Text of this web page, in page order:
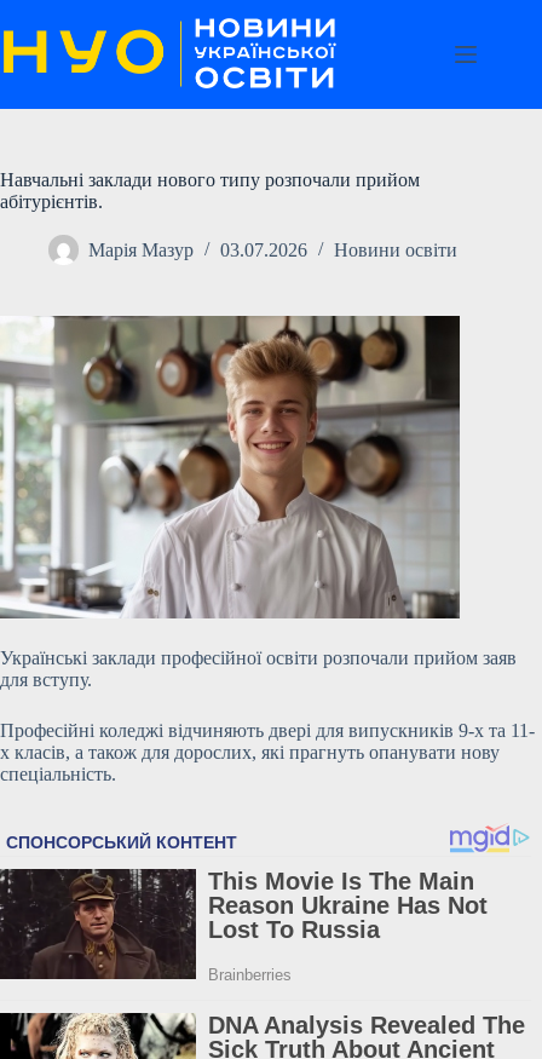
до
вмісту
Навчальні заклади нового типу розпочали прийом
абітурієнтів.
Марія Мазур 03.07.2026 Новини освіти
Українські заклади професійної освіти розпочали прийом заяв
для вступу.
Професійні коледжі відчиняють двері для випускників 9-х та 11-
х класів, а також для дорослих, які прагнуть опанувати нову
спеціальність.